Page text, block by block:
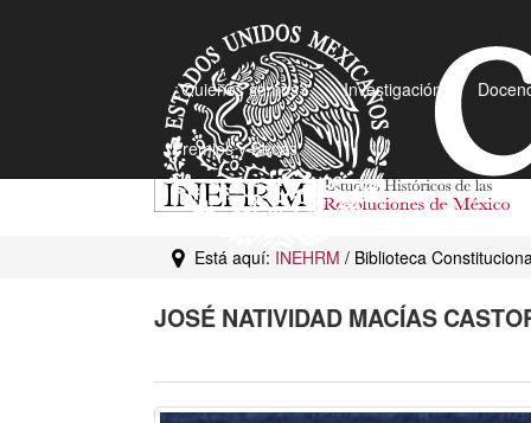
¿Quiénes somos? Investigación
Premios y Becas
Está aquí: INEHRM / Biblioteca
JOSÉ NATIVIDAD MACÍAS